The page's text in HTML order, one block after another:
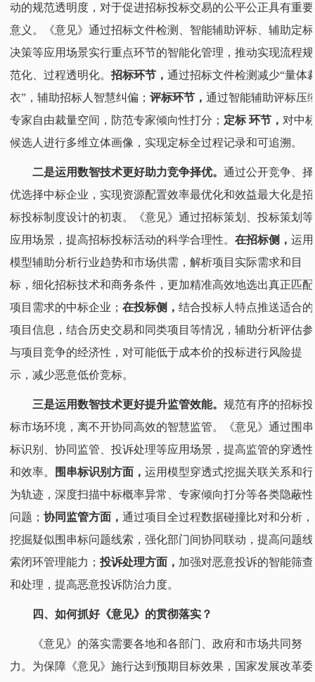
动的规范透明度，对于促进招标投标交易的公平公正具有重要
意义。《意见》通过招标文件检测、智能辅助评标、辅助定标
决策等应用场景实行重点环节的智能化管理，推动实现流程规
范化、过程透明化。招标环节，通过招标文件检测减少“量体
衣”，辅助招标人智慧纠偏；评标环节，通过智能辅助评标压
专家自由裁量空间，防范专家倾向性打分； 定标 环节， 对中
候选人进行多维立体画像，实现定标全过程记录和可追溯。
二是运用数智技术更好助力竞争择优。通过公开竞争、择
优选择中标企业，实现资源配置效率最优化和效益最大化是招
标投标制度设计的初衷。《意见》通过招标策划、投标策划等
应用场景，提高招标投标活动的科学合理性。在招标侧，运用
模型辅助分析行业趋势和市场供需，解析项目实际需求和目
标，细化招标技术和商务条件，更加精准高效地选出真正匹配
项目需求的中标企业；在投标侧，结合投标人特点推送适合的
项目信息，结合历史交易和同类项目等情况，辅助分析评估参
与项目竞争的经济性，对可能低于成本价的投标进行风险提
示，减少恶意低价竞标。
三是运用数智技术更好提升监管效能。规范有序的招标投
标市场环境，离不开协同高效的智慧监管。《意见》通过围串
标识别、协同监管、投诉处理等应用场景，提高监管的穿透性
和效率。
围串标识别方面，运用模型穿透式挖掘关联关系和行
为轨迹，深度扫描中标概率异常、专家倾向打分等各类隐蔽性
问题；协同监管方面，通过项目全过程数据碰撞比对和分析，
挖掘疑似围串标问题线索，强化部门间协同联动，提高问题线
索闭环管理能力；投诉处理方面， 加强对恶意投诉的智能筛查
和处理，提高恶意投诉防治力度。
四、如何抓好《意见》的贯彻落实？
《意见》的落实需要各地和各部门、政府和市场共同努
力。为保障《意见》施行达到预期目标效果，国家发展改革委